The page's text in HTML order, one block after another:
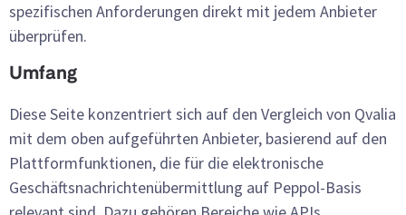
spezifischen Anforderungen direkt mit jedem Anbieter
überprüfen.
Umfang
Diese Seite konzentriert sich auf den Vergleich von Qvalia
mit dem oben aufgeführten Anbieter, basierend auf den
Plattformfunktionen, die für die elektronische
Geschäftsnachrichtenübermittlung auf Peppol-Basis